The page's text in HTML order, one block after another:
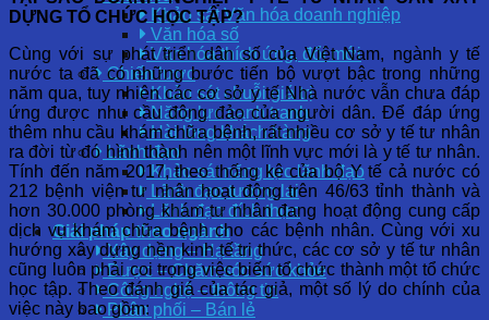
Khảo sát Văn hóa doanh nghiệp
Văn hóa số
Văn hóa thích ứng, đổi mới
Chiến lược
Khảo sát chuỗi giá trị
Năng lực cạnh tranh
Hài lòng khách hàng
Lãnh đạo
Khảo sát năng lực lãnh đạo
Lãnh đạo tương lai
Lãnh đạo đích thực
Giải pháp theo ngành
Xây dựng – Hạ tầng
Dược – Chăm sóc sức khỏe
Công nghệ – thông tin
Phân phối – Bán lẻ
DỰNG TỔ CHỨC HỌC TẬP?
Cùng với sự phát triển dân số của Việt Nam, ngành y tế
nước ta đã có những bước tiến bộ vượt bậc trong những
năm qua, tuy nhiên các cơ sở y tế Nhà nước vẫn chưa đáp
ứng được nhu cầu đông đảo của người dân. Để đáp ứng
thêm nhu cầu khám chữa bệnh, rất nhiều cơ sở y tế tư nhân
ra đời từ đó hình thành nên một lĩnh vực mới là y tế tư nhân.
Tính đến năm 2017, theo thống kê của bộ Y tế cả nước có
212 bệnh viện tư nhân hoạt động trên 46/63 tỉnh thành và
hơn 30.000 phòng khám tư nhân đang hoạt động cung cấp
dịch vụ khám chữa bệnh cho các bệnh nhân. Cùng với xu
hướng xây dựng nền kinh tế tri thức, các cơ sở y tế tư nhân
cũng luôn phải coi trọng việc biến tổ chức thành một tổ chức
học tập. Theo đánh giá của tác giả, một số lý do chính của
việc này bao gồm: